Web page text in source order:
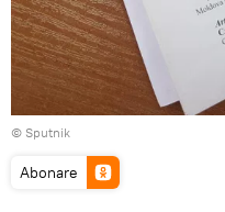
© Sputnik
Abonare